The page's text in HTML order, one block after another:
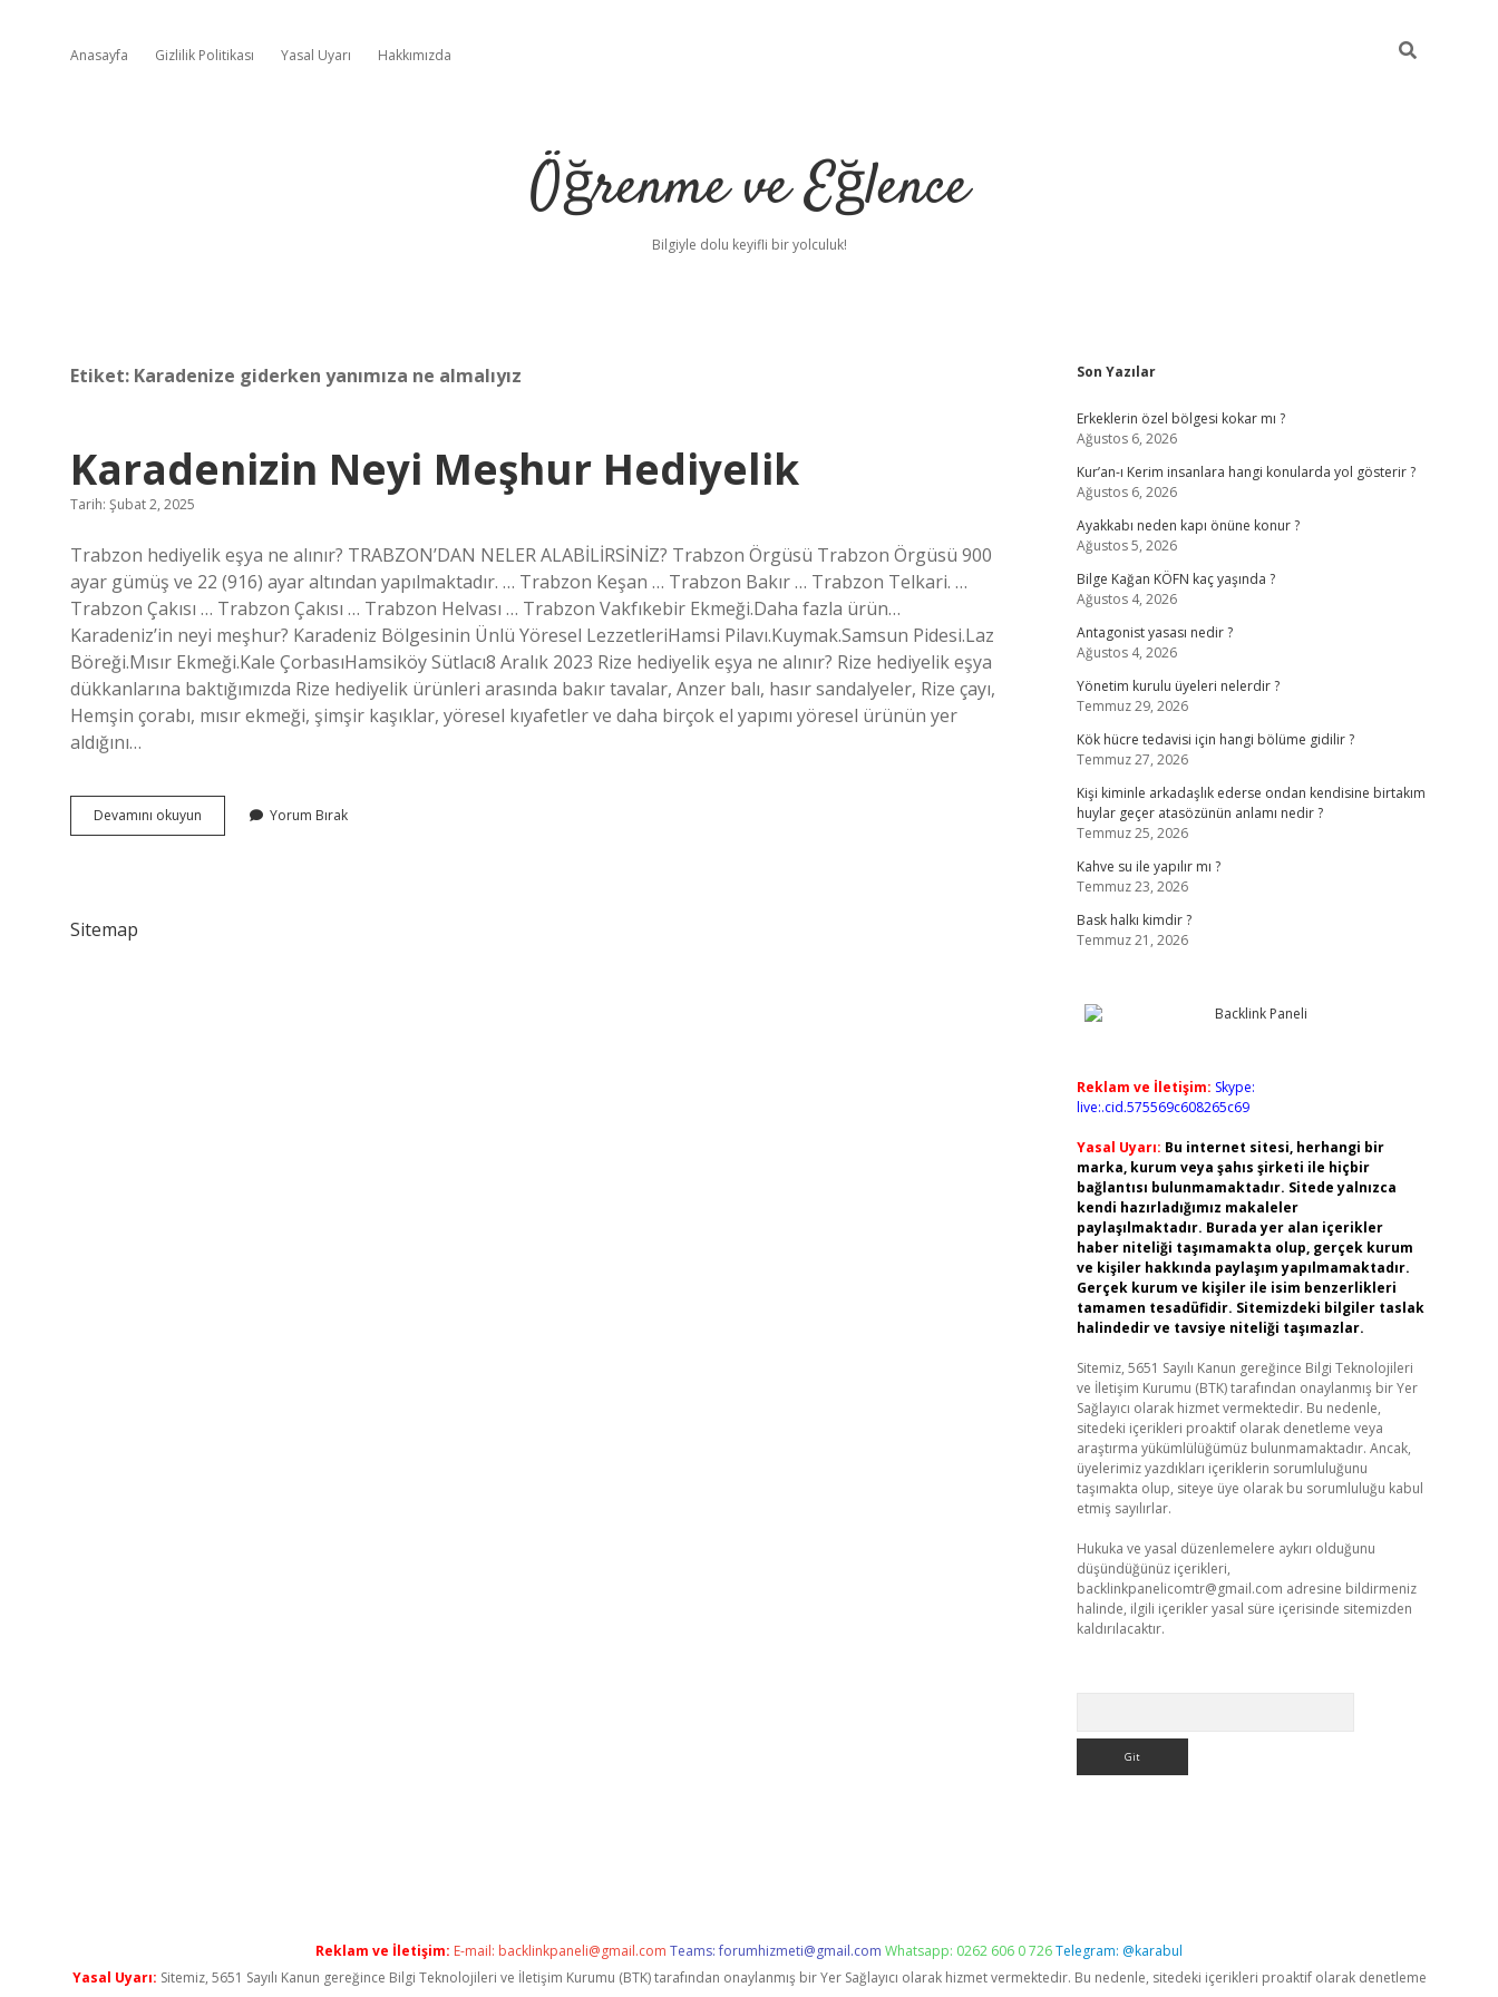
Anasayfa Gizlilik Politikası Yasal Uyarı Hakkımızda
Öğrenme ve Eğlence
Bilgiyle dolu keyifli bir yolculuk!
Etiket: Karadenize giderken yanımıza ne almalıyız
Karadenizin Neyi Meşhur Hediyelik
Tarih: Şubat 2, 2025
Trabzon hediyelik eşya ne alınır? TRABZON’DAN NELER ALABİLİRSİNİZ? Trabzon Örgüsü Trabzon Örgüsü 900
ayar gümüş ve 22 (916) ayar altından yapılmaktadır. … Trabzon Keşan … Trabzon Bakır … Trabzon Telkari. …
Trabzon Çakısı … Trabzon Çakısı … Trabzon Helvası … Trabzon Vakfıkebir Ekmeği.Daha fazla ürün…
Karadeniz’in neyi meşhur? Karadeniz Bölgesinin Ünlü Yöresel LezzetleriHamsi Pilavı.Kuymak.Samsun Pidesi.Laz
Böreği.Mısır Ekmeği.Kale ÇorbasıHamsiköy Sütlacı8 Aralık 2023 Rize hediyelik eşya ne alınır? Rize hediyelik eşya
dükkanlarına baktığımızda Rize hediyelik ürünleri arasında bakır tavalar, Anzer balı, hasır sandalyeler, Rize çayı,
Hemşin çorabı, mısır ekmeği, şimşir kaşıklar, yöresel kıyafetler ve daha birçok el yapımı yöresel ürünün yer
aldığını…
Devamını okuyun Karadenizin
Neyi
Yorum Bırak
Sitemap
Sidebar
Son Yazılar
Erkeklerin özel bölgesi kokar mı ?
Ağustos 6, 2026
Kur’an-ı Kerim insanlara hangi konularda yol gösterir ?
Ağustos 6, 2026
Ayakkabı neden kapı önüne konur ?
Ağustos 5, 2026
Bilge Kağan KÖFN kaç yaşında ?
Ağustos 4, 2026
Antagonist yasası nedir ?
Ağustos 4, 2026
Yönetim kurulu üyeleri nelerdir ?
Temmuz 29, 2026
Kök hücre tedavisi için hangi bölüme gidilir ?
Temmuz 27, 2026
Kişi kiminle arkadaşlık ederse ondan kendisine birtakım
huylar geçer atasözünün anlamı nedir ?
Temmuz 25, 2026
Kahve su ile yapılır mı ?
Temmuz 23, 2026
Bask halkı kimdir ?
Temmuz 21, 2026
Reklam ve İletişim: Skype:
live:.cid.575569c608265c69
Yasal Uyarı: Bu internet sitesi, herhangi bir
marka, kurum veya şahıs şirketi ile hiçbir
bağlantısı bulunmamaktadır. Sitede yalnızca
kendi hazırladığımız makaleler
paylaşılmaktadır. Burada yer alan içerikler
haber niteliği taşımamakta olup, gerçek kurum
ve kişiler hakkında paylaşım yapılmamaktadır.
Gerçek kurum ve kişiler ile isim benzerlikleri
tamamen tesadüfidir. Sitemizdeki bilgiler taslak
halindedir ve tavsiye niteliği taşımazlar.
Sitemiz, 5651 Sayılı Kanun gereğince Bilgi Teknolojileri
ve İletişim Kurumu (BTK) tarafından onaylanmış bir Yer
Sağlayıcı olarak hizmet vermektedir. Bu nedenle,
sitedeki içerikleri proaktif olarak denetleme veya
araştırma yükümlülüğümüz bulunmamaktadır. Ancak,
üyelerimiz yazdıkları içeriklerin sorumluluğunu
taşımakta olup, siteye üye olarak bu sorumluluğu kabul
etmiş sayılırlar.
Hukuka ve yasal düzenlemelere aykırı olduğunu
düşündüğünüz içerikleri,
backlinkpanelicomtr@gmail.com adresine bildirmeniz
halinde, ilgili içerikler yasal süre içerisinde sitemizden
kaldırılacaktır.
Reklam ve İletişim: E-mail: backlinkpaneli@gmail.com Teams:forumhizmeti@gmail.com Whatsapp: 0262 606 0 726Telegram: @karabul
Yasal Uyarı: Sitemiz, 5651 Sayılı Kanun gereğince Bilgi Teknolojileri ve İletişim Kurumu (BTK) tarafından onaylanmış bir Yer Sağlayıcı olarak hizmet vermektedir. Bu nedenle, sitedeki içerikleri proaktif olarak denetleme